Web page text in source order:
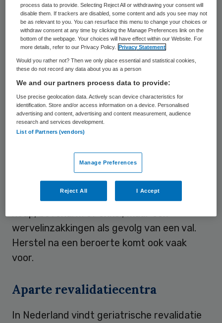
Van Dam van Isselt is associate professor
bij het Universitair Netwerk voor de Care-
sector, Zuid-Holland (UNC-ZH) in het Leids
Universitair Medisch Centrum (LUMC). Zij
doet onderzoek naar geriatrische
revalidatie, specifiek naar het gebruik van
technologie.
Botbreuk of beroerte
De grootste groep patiënten in deze vorm
van revalidatie, specifiek gericht is op
ouderen, moet herstellen van een botbreuk
als gevolg van een val. Zoals een gebroken
wervelinzakkingen als gevolg van een val.
Herstel na een beroerte komt ook vaak
voor.
Aparte revalidatiecentra
In Nederland vindt geriatrische revalidatie
process data to provide. Selecting Reject All or withdrawing your consent will
disable them. If trackers are disabled, some content and ads you see may not
be as relevant to you. You can resurface this menu to change your choices or
withdraw consent at any time by clicking the Manage Preferences link on the
bottom of the webpage. Your choices will have effect within our Website. For
more details, refer to our Privacy Policy.
Privacy Statement
Would you rather not? Then we only place essential and statistical cookies,
these do not record any data about you as a person
We and our partners process data to provide:
Use precise geolocation data. Actively scan device characteristics for
identification. Store and/or access information on a device. Personalised
advertising and content, advertising and content measurement, audience
research and services development.
List of Partners (vendors)
Manage Preferences
Reject All I Accept